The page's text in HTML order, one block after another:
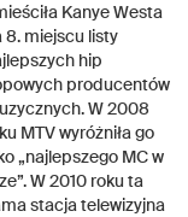
Kanye Westa
8. miejscu listy
hip
producentów
W 2008
MTV wyróżniła go
„najlepszego MC w
W 2010 roku ta
stacja telewizyjna